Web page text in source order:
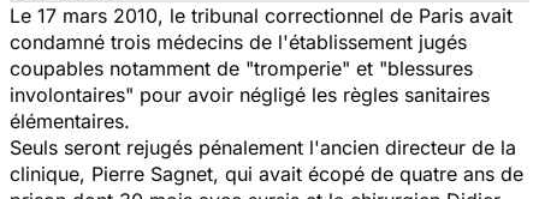
Le 17 mars 2010, le tribunal correctionnel de Paris avait
condamné trois médecins de l'établissement jugés
coupables notamment de "tromperie" et "blessures
involontaires" pour avoir négligé les règles sanitaires
élémentaires.
Seuls seront rejugés pénalement l'ancien directeur de la
clinique, Pierre Sagnet, qui avait écopé de quatre ans de